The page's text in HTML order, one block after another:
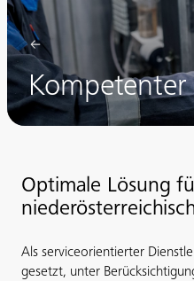
Kompetenter
Optimale Lösung
Als serviceorientierter
gesetzt, unter